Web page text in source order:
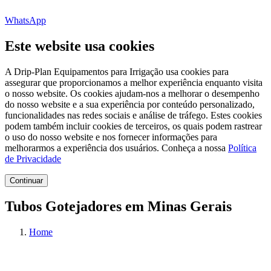
WhatsApp
Este website usa cookies
A Drip-Plan Equipamentos para Irrigação usa cookies para
assegurar que proporcionamos a melhor experiência enquanto visita
o nosso website. Os cookies ajudam-nos a melhorar o desempenho
do nosso website e a sua experiência por conteúdo personalizado,
funcionalidades nas redes sociais e análise de tráfego. Estes cookies
podem também incluir cookies de terceiros, os quais podem rastrear
o uso do nosso website e nos fornecer informações para
melhorarmos a experiência dos usuários. Conheça a nossa Política
de Privacidade
Continuar
Tubos Gotejadores em Minas Gerais
Home